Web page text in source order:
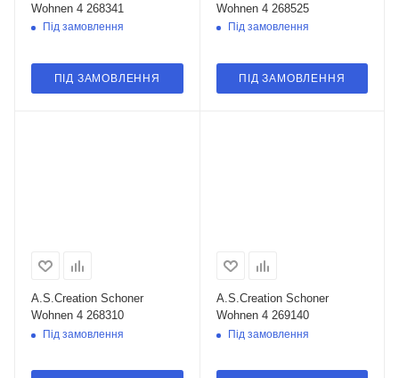
Wohnen 4 268341
Під замовлення
ПІД ЗАМОВЛЕННЯ
Wohnen 4 268525
Під замовлення
ПІД ЗАМОВЛЕННЯ
A.S.Creation Schoner
Wohnen 4 268310
Під замовлення
A.S.Creation Schoner
Wohnen 4 269140
Під замовлення